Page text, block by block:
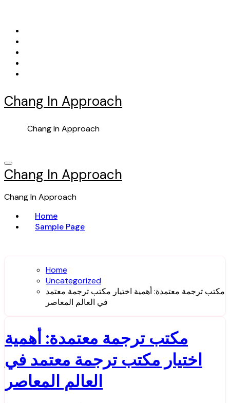
content
Chang In Approach
Chang In Approach
Chang In Approach
Chang In Approach
Home
Sample Page
Home
Uncategorized
مكتب ترجمة معتمدة: أهمية اختيار مكتب ترجمة معتمد
في العالم المعاصر
مكتب ترجمة معتمدة: أهمية
اختيار مكتب ترجمة معتمد في
العالم المعاصر